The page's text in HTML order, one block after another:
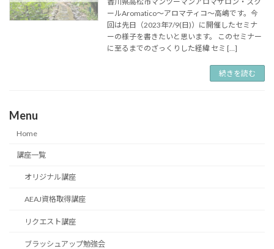
ールAromatico～アロマティコ～高嶋です。今
回は先日（2023年7/9(日)）に開催したセミナ
ーの様子を書きたいと思います。 このセミナー
に至るまでのざっくりした経緯 セミ […]
続きを読む
Menu
Home
講座一覧
オリジナル講座
AEAJ資格取得講座
リクエスト講座
ブラッシュアップ勉強会